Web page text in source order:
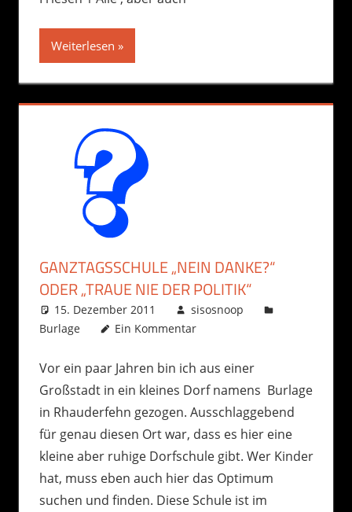
Weiterlesen
GANZTAGSSCHULE „NEIN DANKE?“
ODER „TRAUE NIE DER POLITIK“
15. Dezember 2011
sisosnoop
Burlage
Ein Kommentar
Vor ein paar Jahren bin ich aus einer
Großstadt in ein kleines Dorf namens Burlage
in Rhauderfehn gezogen. Ausschlaggebend
für genau diesen Ort war, dass es hier eine
kleine aber ruhige Dorfschule gibt. Wer Kinder
hat, muss eben auch hier das Optimum
suchen und finden. Diese Schule ist im